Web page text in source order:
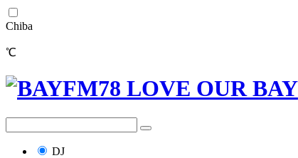
Chiba
℃
DJ